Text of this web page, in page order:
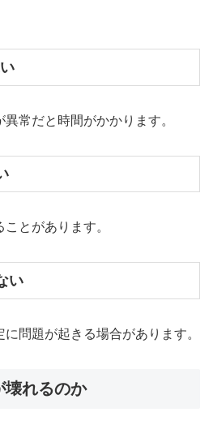
常だと時間がかかります。
とがあります。
い
問題が起きる場合があります。
壊れるのか